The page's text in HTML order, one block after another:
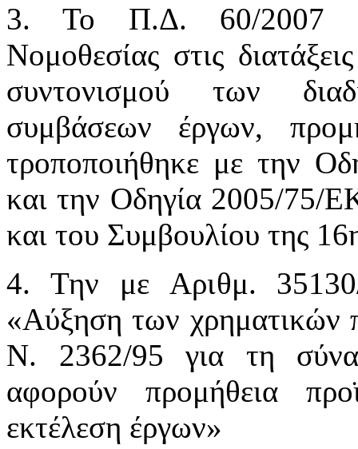
3. Το Π.Δ. 60/2007
Νομοθεσίας στις
συντονισμού των
συμβάσεων έργων,
τροποποιήθηκε με την
και την Οδηγία 2005/75/
και του Συμβουλίου της
4. Την με Aριθμ.
«Αύξηση των
Ν. 2362/95 για τη
αφορούν προμήθεια
εκτέλεση έργων»